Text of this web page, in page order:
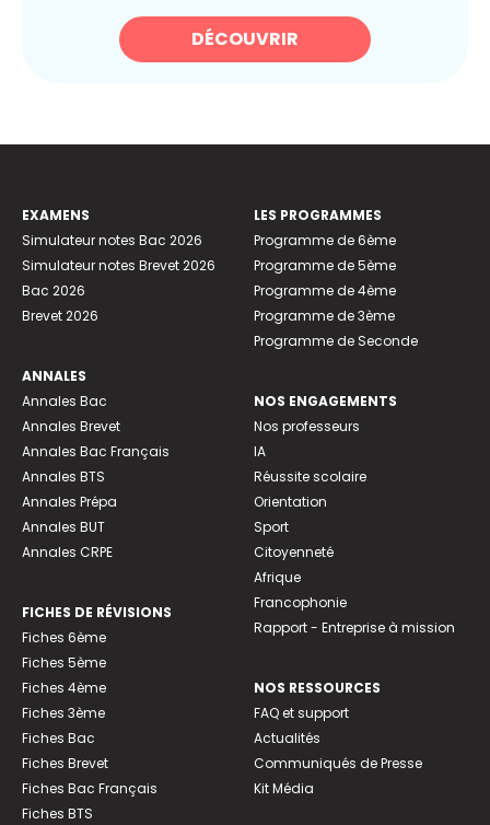
DÉCOUVRIR
EXAMENS
Simulateur notes Bac 2026
Simulateur notes Brevet 2026
Bac 2026
Brevet 2026
ANNALES
Annales Bac
Annales Brevet
Annales Bac Français
Annales BTS
Annales Prépa
Annales BUT
Annales CRPE
FICHES DE RÉVISIONS
Fiches 6ème
Fiches 5ème
Fiches 4ème
Fiches 3ème
Fiches Bac
Fiches Brevet
Fiches Bac Français
Fiches BTS
LES PROGRAMMES
Programme de 6ème
Programme de 5ème
Programme de 4ème
Programme de 3ème
Programme de Seconde
NOS ENGAGEMENTS
Nos professeurs
IA
Réussite scolaire
Orientation
Sport
Citoyenneté
Afrique
Francophonie
Rapport - Entreprise à mission
NOS RESSOURCES
FAQ et support
Actualités
Communiqués de Presse
Kit Média